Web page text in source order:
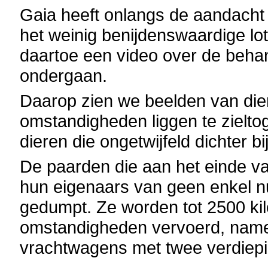
Gaia heeft onlangs de
het weinig benijdenswaardige
daartoe een video over de
ondergaan.
Daarop zien we beelden van
omstandigheden liggen te
dieren die ongetwijfeld dichter
De paarden die aan het einde
hun eigenaars van geen enkel
gedumpt. Ze worden tot 2500
omstandigheden vervoerd,
vrachtwagens met twee